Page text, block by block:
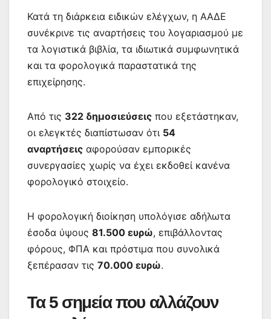
Κατά τη διάρκεια ειδικών ελέγχων, η ΑΑΔΕ
συνέκρινε τις αναρτήσεις του λογαριασμού με
τα λογιστικά βιβλία, τα ιδιωτικά συμφωνητικά
και τα φορολογικά παραστατικά της
επιχείρησης.
Από τις 322 δημοσιεύσεις που εξετάστηκαν,
οι ελεγκτές διαπίστωσαν ότι 54
αναρτήσεις αφορούσαν εμπορικές
συνεργασίες χωρίς να έχει εκδοθεί κανένα
φορολογικό στοιχείο.
Η φορολογική διοίκηση υπολόγισε αδήλωτα
έσοδα ύψους 81.500 ευρώ, επιβάλλοντας
φόρους, ΦΠΑ και πρόστιμα που συνολικά
ξεπέρασαν τις 70.000 ευρώ.
Τα 5 σημεία που αλλάζουν